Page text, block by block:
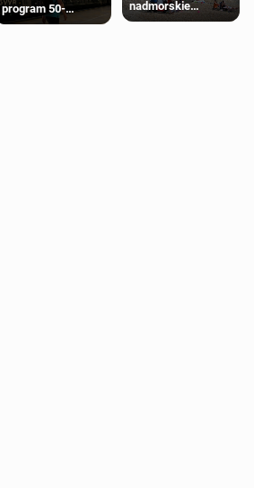
program 50-
procentowych
nadmorskie
miasteczko blisko